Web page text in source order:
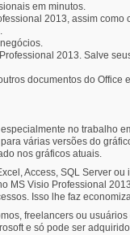
em minutos.
2013, assim como
2013. Salve
documentos do
no trabalho
várias versões do
nos gráficos atuais.
Access, SQL Server
MS Visio Professional
Isso lhe faz
freelancers ou
e só pode ser